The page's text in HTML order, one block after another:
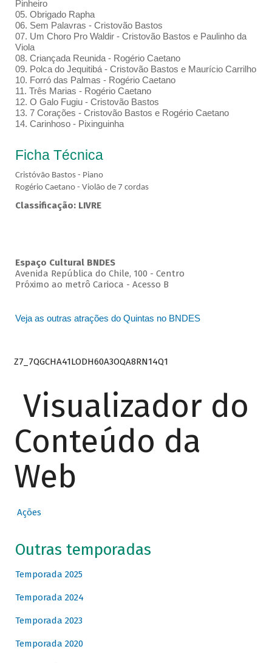
Pinheiro
05. Obrigado Rapha
06. Sem Palavras - Cristovão Bastos
07. Um Choro Pro Waldir - Cristovão Bastos e Paulinho da
Viola
08. Criançada Reunida - Rogério Caetano
09. Polca do Jequitibá - Cristovão Bastos e Maurício Carrilho
10. Forró das Palmas - Rogério Caetano
11. Três Marias - Rogério Caetano
12. O Galo Fugiu - Cristovão Bastos
13. 7 Corações - Cristovão Bastos e Rogério Caetano
14. Carinhoso - Pixinguinha
Ficha Técnica
Cristóvão Bastos - Piano
Rogério Caetano - Violão de 7 cordas
Classificação: LIVRE
Espaço Cultural BNDES
Avenida República do Chile, 100 - Centro
Próximo ao metrô Carioca - Acesso B
Veja as outras atrações do Quintas no BNDES
Z7_7QGCHA41LODH60A3OQA8RN14Q1
Visualizador do
Conteúdo da
Web
Ações
Outras temporadas
Temporada 2025
Temporada 2024
Temporada 2023
Temporada 2020